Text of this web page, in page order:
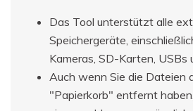
Das Tool unterstützt alle
Speichergeräte,
Kameras, SD-Karten, USBs
Auch wenn Sie die Dateien
"Papierkorb" entfernt